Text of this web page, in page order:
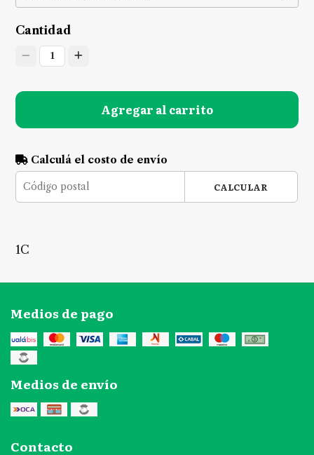
Cantidad
1
Agregar al carrito
Calculá el costo de envío
CALCULAR
1C
Medios de pago
Medios de envío
Contacto